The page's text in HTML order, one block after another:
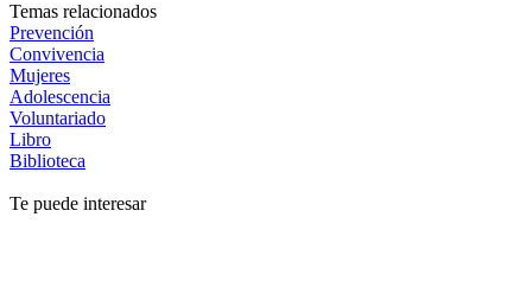
Temas relacionados
Prevención
Convivencia
Mujeres
Adolescencia
Voluntariado
Libro
Biblioteca
Te puede interesar